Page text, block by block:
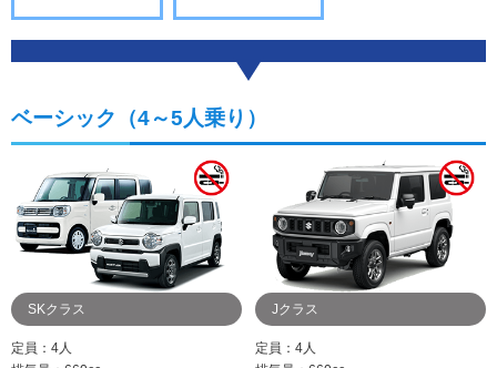
ベーシック（4～5人乗り）
SKクラス
定員：4人
Jクラス
定員：4人